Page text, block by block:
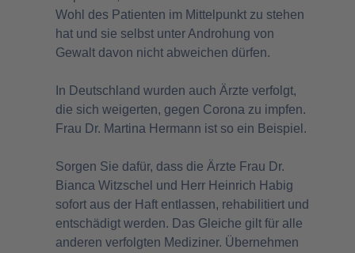
Wohl des Patienten im Mittelpunkt zu stehen
hat und sie selbst unter Androhung von
Gewalt davon nicht abweichen dürfen.
In Deutschland wurden auch Ärzte verfolgt,
die sich weigerten, gegen Corona zu impfen.
Frau Dr. Martina Hermann ist so ein Beispiel.
Sorgen Sie dafür, dass die Ärzte Frau Dr.
Bianca Witzschel und Herr Heinrich Habig
sofort aus der Haft entlassen, rehabilitiert und
entschädigt werden. Das Gleiche gilt für alle
anderen verfolgten Mediziner. Übernehmen